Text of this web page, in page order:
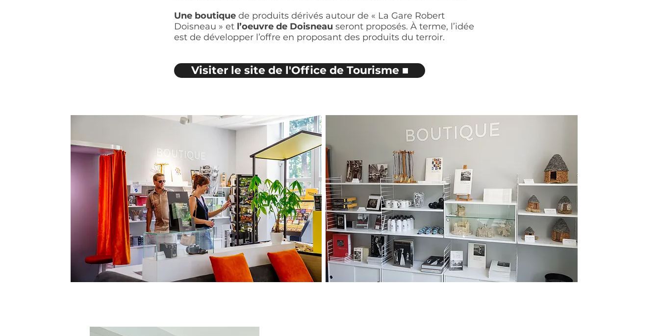
Une boutique de produits dérivés autour de « La Gare Robert
Doisneau » et l’oeuvre de Doisneau seront proposés. À terme, l’idée
est de développer l’offre en proposant des produits du terroir.
Visiter le site de l'Office de Tourisme ■